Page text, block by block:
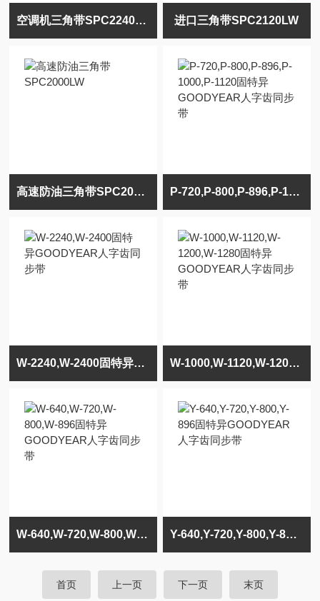
空调机三角带SPC2240LW传动带 进口三角带SPC2120LW
高速防油三角带SPC2000LW P-720,P-800,P-896,P-1000,P-1120固特异GOODYEAR人字齿同步带
W-2240,W-2400固特异GOODYEAR人字齿同步带 W-1000,W-1120,W-1200,W-1280固特异GOODYEAR人字齿同步带
W-640,W-720,W-800,W-896固特异GOODYEAR人字齿同步带 Y-640,Y-720,Y-800,Y-896固特异GOODYEAR人字齿同步带
首页 上一页 下一页 末页